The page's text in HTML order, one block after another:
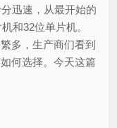
迅速，从最开始的
和32位单片机。
多，生产商们看到
何选择。今天这篇